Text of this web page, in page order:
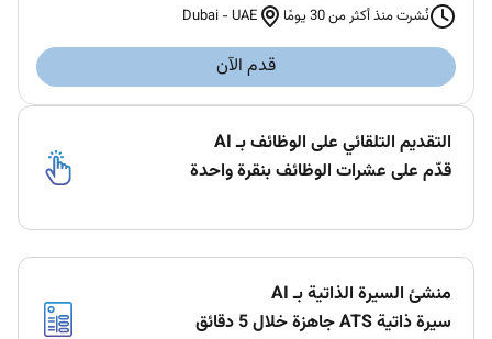
نُشرت منذ أكثر من 30 يومًا Dubai -UAE
قدم الآن
التقديم التلقائي على الوظائف بـ AI
قدّم على عشرات الوظائف بنقرة واحدة
منشئ السيرة الذاتية بـ AI
سيرة ذاتية ATS جاهزة خلال 5 دقائق